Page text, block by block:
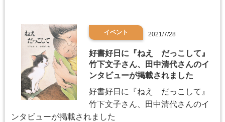
イベント 2021/7/28
好書好日に『ねえ だっこして』
竹下文子さん、田中清代さんのイ
ンタビューが掲載されました
好書好日に『ねえ だっこして』
竹下文子さん、田中清代さんのイ
ンタビューが掲載されました